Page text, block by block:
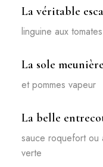
La véritable
linguine aux
La sole meunière
et pommes vapeur
La belle
sauce roquefort ou
verte